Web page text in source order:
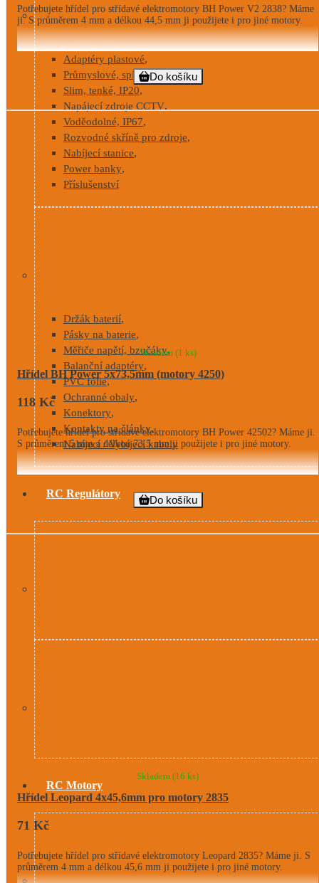
Napájecí zdroje
Adaptéry plastové,
Průmyslové, spínané,
Slim, tenké, IP20,
Napájecí zdroje CCTV,
Voděodolné, IP67,
Rozvodné skříně pro zdroje,
Nabíjecí stanice,
Power banky,
Příslušenství
Držák baterií,
Pásky na baterie,
Měřiče napětí, bzučáky,
Balanční adaptéry,
PVC fólie,
Ochranné obaly,
Konektory,
Kontakty na články,
Nabíjecí / Vybíjecí kabely
RC Regulátory
RC Motory
Do košíku
Potřebujete hřídel pro střídavé elektromotory BH Power V2 2838? Máme
ji. S průměrem 4 mm a délkou 44,5 mm ji použijete i pro jiné motory.
Hřídel BH Power 5x73,5mm (motory 4250)
Skladem (1 ks)
118 Kč
Do košíku
Potřebujete hřídel pro střídavé elektromotory BH Power 42502? Máme ji.
S průměrem 5 mm a délkou 73,5 mm ji použijete i pro jiné motory.
Hřídel Leopard 4x45,6mm pro motory 2835
Skladem (16 ks)
71 Kč
Potřebujete hřídel pro střídavé elektromotory Leopard 2835? Máme ji. S
průměrem 4 mm a délkou 45,6 mm ji použijete i pro jiné motory.